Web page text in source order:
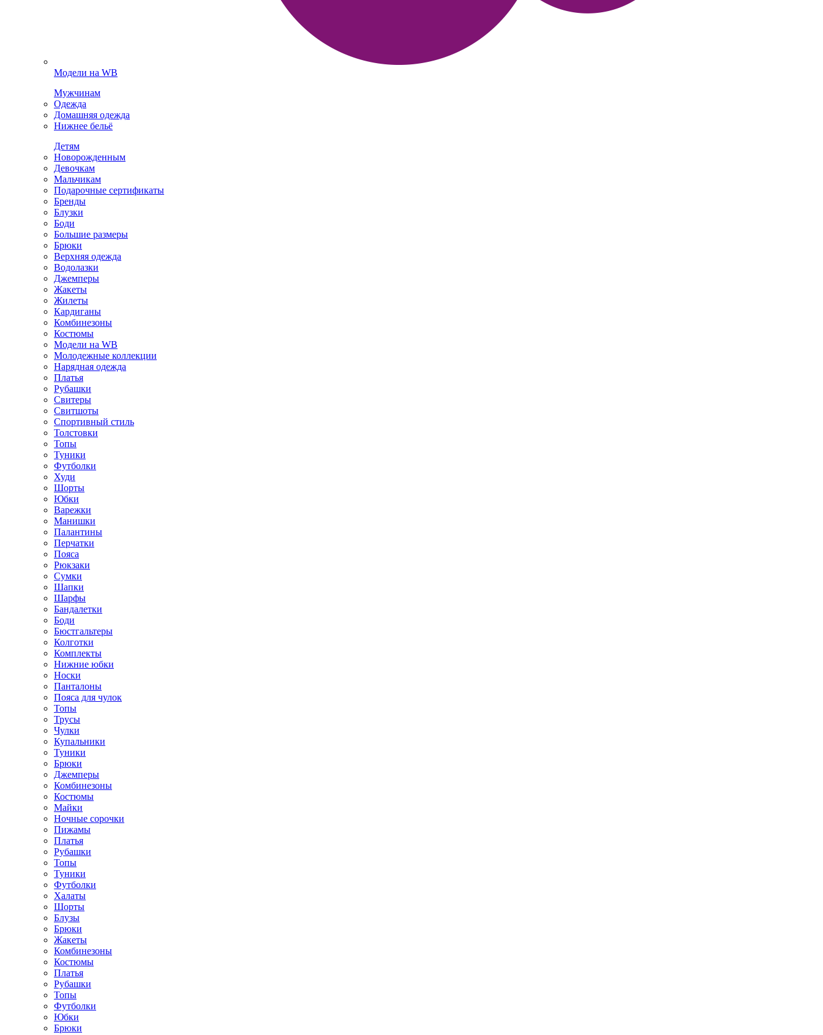
Модели на WB
Мужчинам
Одежда
Домашняя одежда
Нижнее бельё
Детям
Новорожденным
Девочкам
Мальчикам
Подарочные сертификаты
Бренды
Блузки
Боди
Большие размеры
Брюки
Верхняя одежда
Водолазки
Джемперы
Жакеты
Жилеты
Кардиганы
Комбинезоны
Костюмы
Модели на WB
Молодежные коллекции
Нарядная одежда
Платья
Рубашки
Свитеры
Свитшоты
Спортивный стиль
Толстовки
Топы
Туники
Футболки
Худи
Шорты
Юбки
Варежки
Манишки
Палантины
Перчатки
Пояса
Рюкзаки
Сумки
Шапки
Шарфы
Бандалетки
Боди
Бюстгальтеры
Колготки
Комплекты
Нижние юбки
Носки
Панталоны
Поясa для чулок
Топы
Трусы
Чулки
Купальники
Туники
Брюки
Джемперы
Комбинезоны
Костюмы
Майки
Ночные сорочки
Пижамы
Платья
Рубашки
Топы
Туники
Футболки
Халаты
Шорты
Блузы
Брюки
Жакеты
Комбинезоны
Костюмы
Платья
Рубашки
Топы
Футболки
Юбки
Брюки